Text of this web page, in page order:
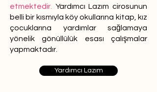
etmektedir.
Yardımcı Lazım cirosunun
belli bir kısmıyla köy okullarına kitap, kız
çocuklarına yardımlar sağlamaya
yönelik gönüllülük esası çalışmalar
yapmaktadır.
Yardımcı Lazım